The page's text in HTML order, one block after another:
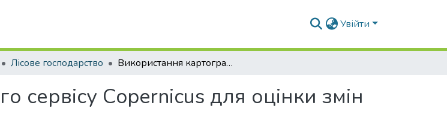
Увійти
Лісове господарство Використання картографічного сервісу Copernісus для оцінки змін лісового покриву
сервісу Copernісus для оцінки змін